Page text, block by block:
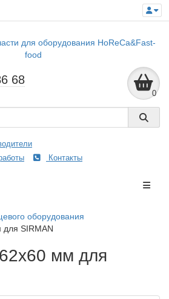
68
0
Контакты
оборудования
SIRMAN
мм для